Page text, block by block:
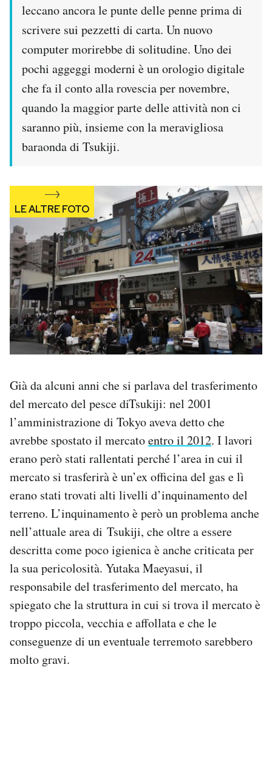
leccano ancora le punte delle penne prima di
scrivere sui pezzetti di carta. Un nuovo
computer morirebbe di solitudine. Uno dei
pochi aggeggi moderni è un orologio digitale
che fa il conto alla rovescia per novembre,
quando la maggior parte delle attività non ci
saranno più, insieme con la meravigliosa
baraonda di Tsukiji.
Già da alcuni anni che si parlava del trasferimento
del mercato del pesce diTsukiji: nel 2001
l’amministrazione di Tokyo aveva detto che
avrebbe spostato il mercatoentro il 2012. I lavori
erano però stati rallentati perché l’area in cui il
mercato si trasferirà è un’ex officina del gas e lì
erano stati trovati alti livelli d’inquinamento del
terreno. L’inquinamento è però un problema anche
nell’attuale area di Tsukiji, che oltre a essere
descritta come poco igienica è anche criticata per
la sua pericolosità. Yutaka Maeyasui, il
responsabile del trasferimento del mercato, ha
spiegato che la struttura in cui si trova il mercato è
troppo piccola, vecchia e affollata e che le
conseguenze di un eventuale terremoto sarebbero
molto gravi.